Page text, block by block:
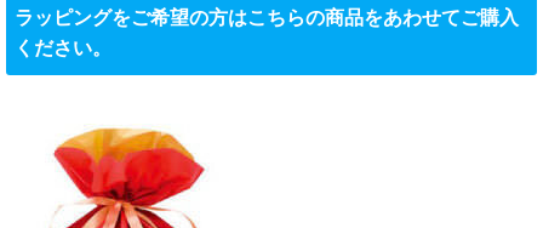
ラッピングをご希望の方はこちらの商品をあわせてご購入
ください。